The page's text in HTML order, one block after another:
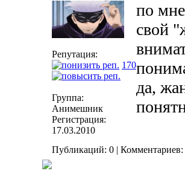
Репутация:
170
Группа:
Анимешник
Регистрация:
17.03.2010
по
свой
да,
Публикаций: 0 | Комментариев: